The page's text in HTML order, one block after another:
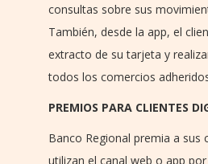
consultas sobre sus
También, desde la app, el
extracto de su tarjeta y
todos los comercios
PREMIOS PARA CLIENTES
Banco Regional premia a sus
utilizan el canal web o app